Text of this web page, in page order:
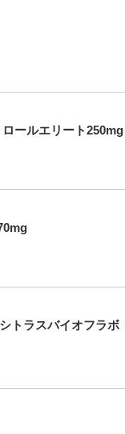
ールエリート250mg
トラスバイオフラボ